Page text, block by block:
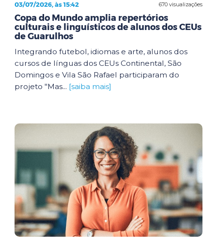
670 visualizações
03/07/2026, às 15:42
Copa do Mundo amplia repertórios
culturais e linguísticos de alunos dos CEUs
de Guarulhos
Integrando futebol, idiomas e arte, alunos dos
cursos de línguas dos CEUs Continental, São
Domingos e Vila São Rafael participaram do
projeto "Mas... [saiba mais]